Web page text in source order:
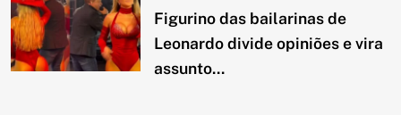
Figurino das bailarinas de
Leonardo divide opiniões e vira
assunto...